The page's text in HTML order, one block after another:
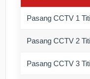
Pasang CCTV 1
Pasang CCTV 2
Pasang CCTV 3